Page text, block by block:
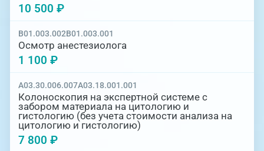
10 500 ₽
B01.003.002B01.003.001
Осмотр анестезиолога
1 100 ₽
A03.30.006.007A03.18.001.001
Колоноскопия на экспертной системе с
забором материала на цитологию и
гистологию (без учета стоимости анализа на
цитологию и гистологию)
7 800 ₽